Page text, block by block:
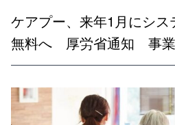
ケアプー、来年1月にシ
無料へ 厚労省通知 事業